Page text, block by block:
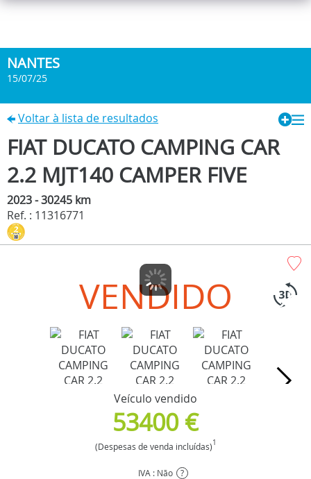
NANTES
15/07/25
Voltar à lista de resultados
FIAT DUCATO CAMPING CAR
2.2 MJT140 CAMPER FIVE
2023 - 30245 km
Ref. : 11316771
VENDIDO
Veículo vendido
53400 €
(Despesas de venda incluídas)1
IVA : Não ?